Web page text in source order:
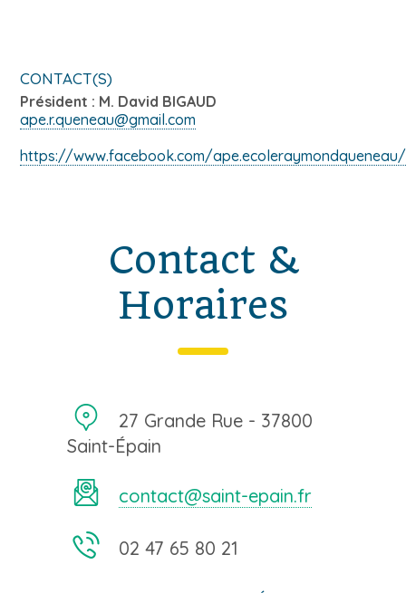
CONTACT(S)
Président : M. David BIGAUD
ape.r.queneau@gmail.com
https://www.facebook.com/ape.ecoleraymondqueneau/
Contact &
Horaires
27 Grande Rue - 37800
Saint-Épain
contact@saint-epain.fr
02 47 65 80 21